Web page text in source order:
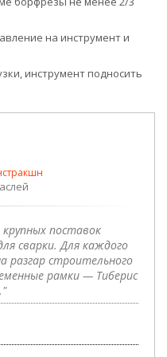
на инструмент и
инструмент подносить
поставок
сварки. Для каждого
разгар строительного
рамки — Тиберис